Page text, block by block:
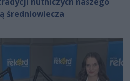
średniowiecza